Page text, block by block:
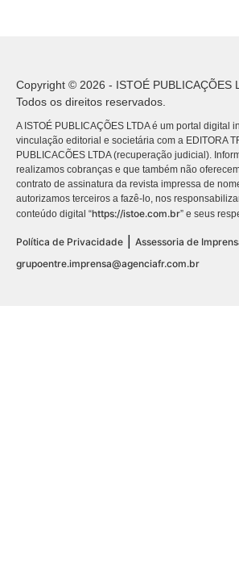
Copyright © 2026 - ISTOÉ PUBLICAÇÕES
Todos os direitos reservados.
A ISTOÉ PUBLICAÇÕES LTDA é um portal digital
vinculação editorial e societária com a EDITORA
PUBLICACÕES LTDA (recuperação judicial).
realizamos cobranças e que também não
contrato de assinatura da revista impressa de
autorizamos terceiros a fazê-lo, nos
conteúdo digital “https://istoe.com.br” e seus
Política de Privacidade
Assessoria de
grupoentre.imprensa@agenciafr.com.br